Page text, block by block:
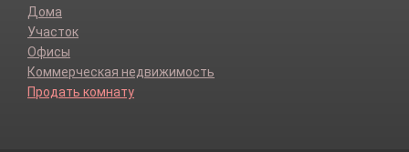
Дома
Участок
Офисы
Коммерческая недвижимость
Продать комнату